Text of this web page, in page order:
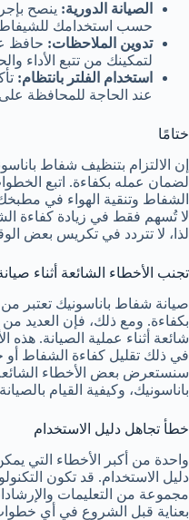
الصيانة الدورية:
حسب استخدامك
تدوين الملاحظات: حافظ
لتمكينك من تتبع الأداء
استخدام الفلتر بانتظام:
عند الحاجة للمحافظة
ختامًا
إن الالتزام بتنظيف شفاط
لضمان عمله بكفاءة. اتبع
الشفاط وتنقية الهواء في
لا تُسهم فقط في زيادة كفاءة
لذا، لا تتردد في تكريس بعض
تجنب الأخطاء الشائعة أثناء
صيانة شفاط باناسونيك تعتبر
بكفاءة. ومع ذلك، فإن العديد
شائعة أثناء عملية الصيانة. هذه
في ذلك تقليل كفاءة الشفاط
سنستعرض بعض الأخطاء الشائعة
باناسونيك، وكيفية القيام
خطأ تجاهل دليل الاستخدام
واحدة من أكبر الأخطاء التي
دليل الاستخدام. قد تكون
مجموعة من التعليمات
بعناية قبل الشروع في أي